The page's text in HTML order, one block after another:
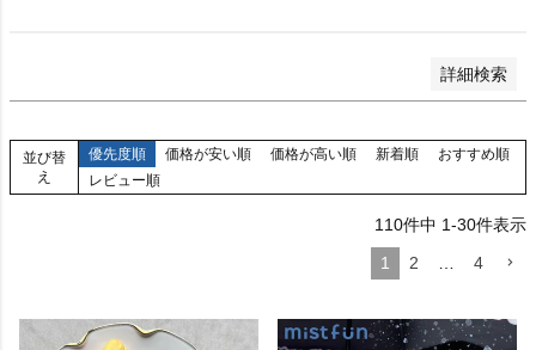
詳細検索
並び替
え
優先度順 価格が安い順 価格が高い順 新着順
おすすめ順
レビュー順
110件中 1-30件表示
1
2 4